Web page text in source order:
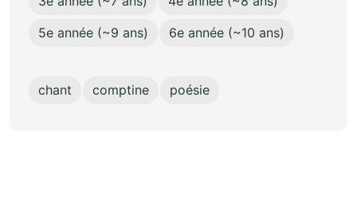
5e année (~9 ans)
6e année (~10 ans)
chant comptine poésie